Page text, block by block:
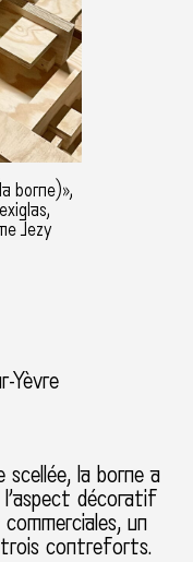
borne)»,
Jezy
Yèvre
la borne a
l’aspect décoratif
un
trois contreforts.